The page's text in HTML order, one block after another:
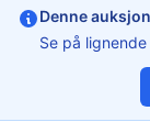
Denne
Se på